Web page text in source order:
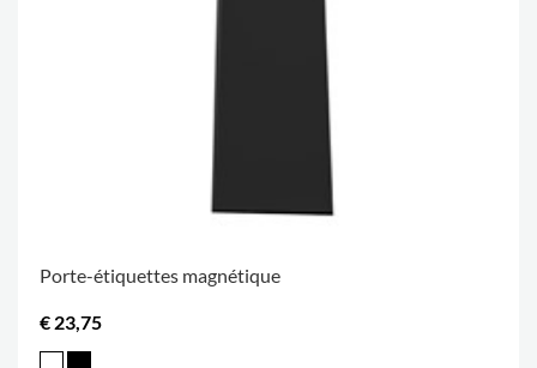
Porte-étiquettes magnétique
€ 23,75